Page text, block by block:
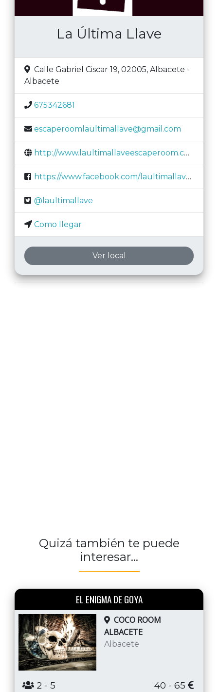
La Última Llave
Calle Gabriel Ciscar 19, 02005, Albacete -
Albacete
675342681
escaperoomlaultimallave@gmail.com
http://www.laultimallaveescaperoom.com/
https://www.facebook.com/laultimallaveescaperoom/
@laultimallave
Como llegar
Ver local
Quizá también te puede
interesar...
EL ENIGMA DE GOYA
COCO ROOM
ALBACETE
Albacete
2 - 5 40 - 65